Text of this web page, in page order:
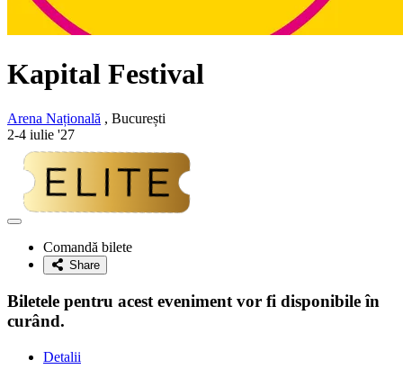
Kapital Festival
Arena Națională , București
2-4 iulie '27
Adaugă
favoriteComandă bilete
Share
Biletele pentru acest eveniment vor fi disponibile în
curând.
Detalii